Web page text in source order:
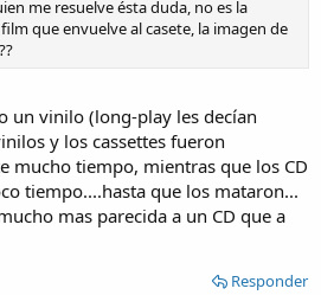
me resuelve ésta duda, no es la
que envuelve al casete, la imagen de
un vinilo (long-play les decían
y los cassettes fueron
mucho tiempo, mientras que los CD
tiempo....hasta que los mataron...
mas parecida a un CD que a
Responder